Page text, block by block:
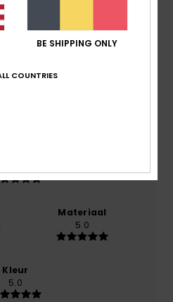
Materiaal
5.0
Kleur
5.0
BE SHIPPING ONLY
COUNTRIES